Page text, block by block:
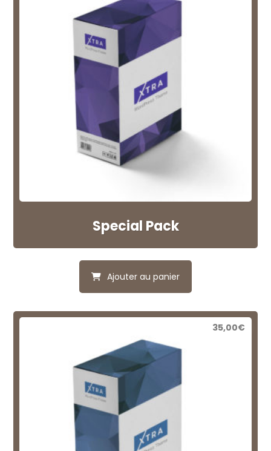
Special Pack
Ajouter au panier
35,00€